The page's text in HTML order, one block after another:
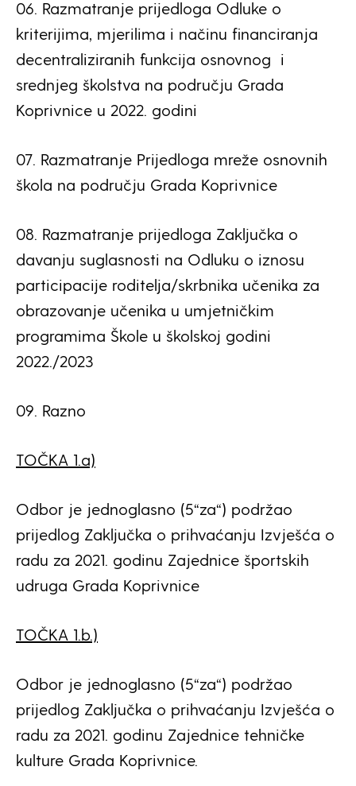
06. Razmatranje prijedloga Odluke o
kriterijima, mjerilima i načinu financiranja
decentraliziranih funkcija osnovnog i
srednjeg školstva na području Grada
Koprivnice u 2022. godini
07. Razmatranje Prijedloga mreže osnovnih
škola na području Grada Koprivnice
08. Razmatranje prijedloga Zaključka o
davanju suglasnosti na Odluku o iznosu
participacije roditelja/skrbnika učenika za
obrazovanje učenika u umjetničkim
programima Škole u školskoj godini
2022./2023
09. Razno
TOČKA 1.a)
Odbor je jednoglasno (5“za“) podržao
prijedlog Zaključka o prihvaćanju Izvješća o
radu za 2021. godinu Zajednice športskih
udruga Grada Koprivnice
TOČKA 1.b.)
Odbor je jednoglasno (5“za“) podržao
prijedlog Zaključka o prihvaćanju Izvješća o
radu za 2021. godinu Zajednice tehničke
kulture Grada Koprivnice.